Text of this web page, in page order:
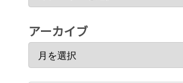
アーカイブ